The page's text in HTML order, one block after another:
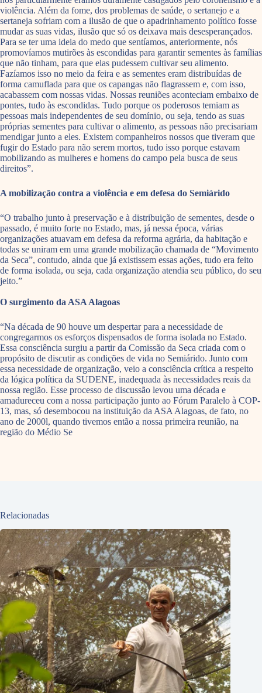
violência. Além da fome, dos problemas de saúde, o sertanejo e a
sertaneja sofriam com a ilusão de que o apadrinhamento político fosse
mudar as suas vidas, ilusão que só os deixava mais desesperançados.
Para se ter uma ideia do medo que sentíamos, anteriormente, nós
promovíamos mutirões às escondidas para garantir sementes às famílias
que não tinham, para que elas pudessem cultivar seu alimento.
Fazíamos isso no meio da feira e as sementes eram distribuídas de
forma camuflada para que os capangas não flagrassem e, com isso,
acabassem com nossas vidas. Nossas reuniões aconteciam embaixo de
pontes, tudo às escondidas. Tudo porque os poderosos temiam as
pessoas mais independentes de seu domínio, ou seja, tendo as suas
próprias sementes para cultivar o alimento, as pessoas não precisariam
mendigar junto a eles. Existem companheiros nossos que tiveram que
fugir do Estado para não serem mortos, tudo isso porque estavam
mobilizando as mulheres e homens do campo pela busca de seus
direitos”.
A mobilização contra a violência e em defesa do Semiárido
“O trabalho junto à preservação e à distribuição de sementes, desde o
passado, é muito forte no Estado, mas, já nessa época, várias
organizações atuavam em defesa da reforma agrária, da habitação e
todas se uniram em uma grande mobilização chamada de “Movimento
da Seca”, contudo, ainda que já existissem essas ações, tudo era feito
de forma isolada, ou seja, cada organização atendia seu público, do seu
jeito.”
O surgimento da ASA Alagoas
“Na década de 90 houve um despertar para a necessidade de
congregarmos os esforços dispensados de forma isolada no Estado.
Essa consciência surgiu a partir da Comissão da Seca criada com o
propósito de discutir as condições de vida no Semiárido. Junto com
essa necessidade de organização, veio a consciência crítica a respeito
da lógica política da SUDENE, inadequada às necessidades reais da
nossa região. Esse processo de discussão levou uma década e
amadureceu com a nossa participação junto ao Fórum Paralelo à COP-
13, mas, só desembocou na instituição da ASA Alagoas, de fato, no
ano de 2000l, quando tivemos então a nossa primeira reunião, na
região do Médio Se
Relacionadas